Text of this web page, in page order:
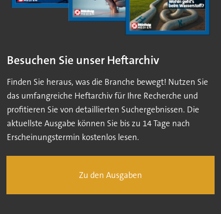
Besuchen Sie unser Heftarchiv
Finden Sie heraus, was die Branche bewegt! Nutzen Sie
das umfangreiche Heftarchiv für Ihre Recherche und
profitieren Sie von detaillierten Suchergebnissen. Die
aktuellste Ausgabe können Sie bis zu 14 Tage nach
Erscheinungstermin kostenlos lesen.
Zu den Ausgaben